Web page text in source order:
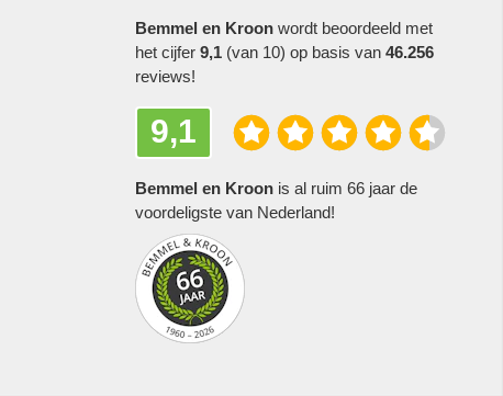
Bemmel en Kroonwordt beoordeeld met
het cijfer 9,1(van 10) op basis van 46.256
reviews!
9,1
Bemmel en Kroonis al ruim 66 jaar de
voordeligste van Nederland!